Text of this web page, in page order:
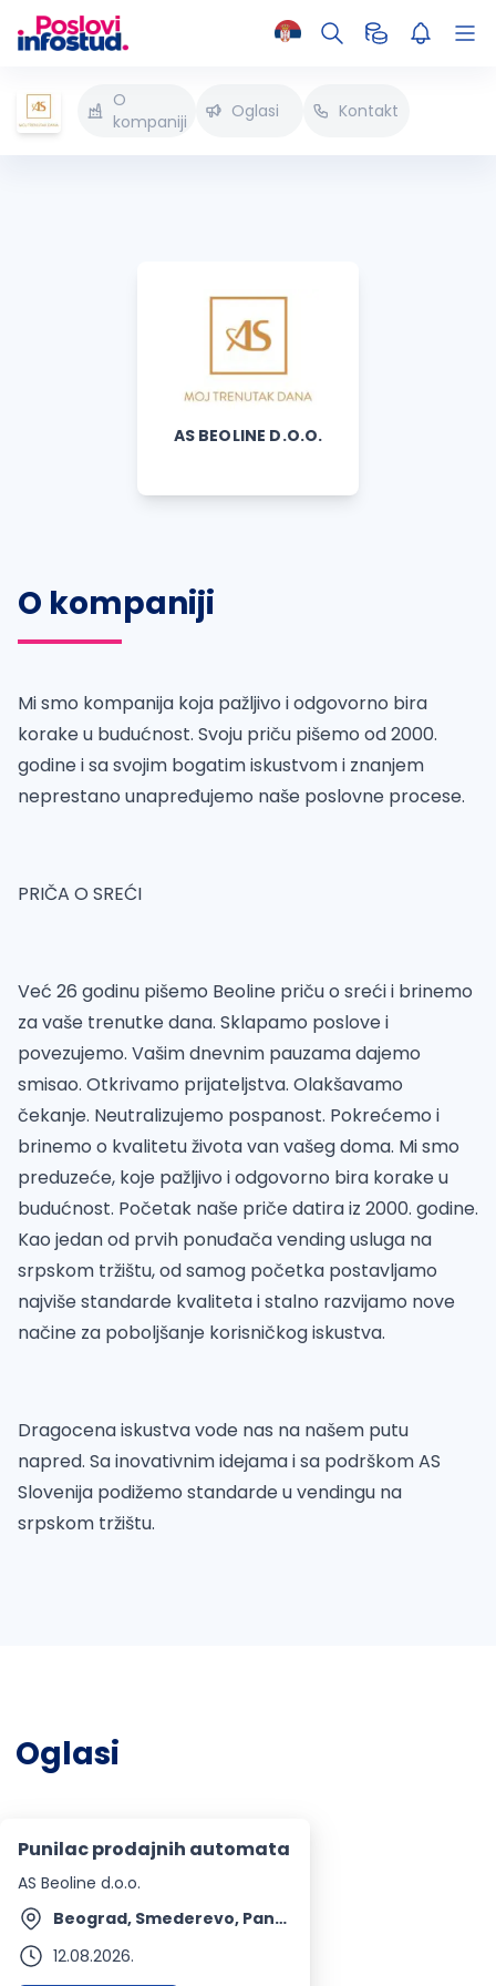
O
kompaniji
Oglasi Kontakt
AS BEOLINE D.O.O.
O kompaniji
Mi smo kompanija koja pažljivo i odgovorno bira
korake u budućnost. Svoju priču pišemo od 2000.
godine i sa svojim bogatim iskustvom i znanjem
neprestano unapređujemo naše poslovne procese.
PRIČA O SREĆI
Već 26 godinu pišemo Beoline priču o sreći i brinemo
za vaše trenutke dana. Sklapamo poslove i
povezujemo. Vašim dnevnim pauzama dajemo
smisao. Otkrivamo prijateljstva. Olakšavamo
čekanje. Neutralizujemo pospanost. Pokrećemo i
brinemo o kvalitetu života van vašeg doma. Mi smo
preduzeće, koje pažljivo i odgovorno bira korake u
budućnost. Početak naše priče datira iz 2000. godine.
Kao jedan od prvih ponuđača vending usluga na
srpskom tržištu, od samog početka postavljamo
najviše standarde kvaliteta i stalno razvijamo nove
načine za poboljšanje korisničkog iskustva.
Dragocena iskustva vode nas na našem putu
napred. Sa inovativnim idejama i sa podrškom AS
Slovenija podižemo standarde u vendingu na
srpskom tržištu.
Oglasi
Punilac prodajnih automata
AS Beoline d.o.o.
Beograd, Smederevo, Pančevo, Ruma | Terenski rad
12.08.2026.